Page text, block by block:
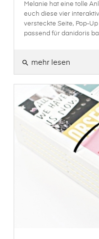
Melanie hat eine tolle
euch diese vier
versteckte Seite, Pop-
passend für danidoris
search mehr lesen